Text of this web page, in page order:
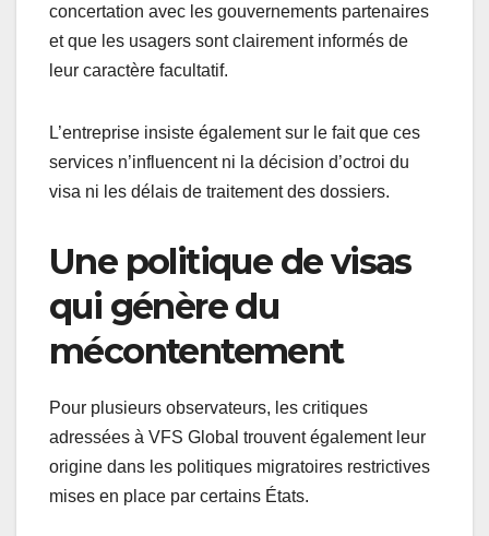
concertation avec les gouvernements partenaires
et que les usagers sont clairement informés de
leur caractère facultatif.
L’entreprise insiste également sur le fait que ces
services n’influencent ni la décision d’octroi du
visa ni les délais de traitement des dossiers.
Une politique de visas
qui génère du
mécontentement
Pour plusieurs observateurs, les critiques
adressées à VFS Global trouvent également leur
origine dans les politiques migratoires restrictives
mises en place par certains États.